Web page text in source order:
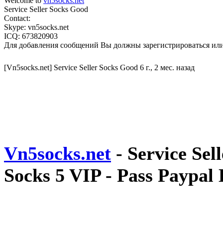
Service Seller Socks Good
Contact:
Skype: vn5socks.net
ICQ: 673820903
Для добавления сообщений Вы должны зарегистрироваться или
[Vn5socks.net] Service Seller Socks Good 6 г., 2 мес. назад
Vn5socks.net - Service
Socks 5 VIP - Pass